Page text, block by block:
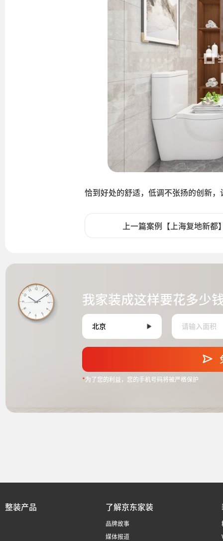
恰到好处的舒适，低调不张扬的创新，
上一篇案例【上海复地新都
我家装成这样要花多少
*为了您的利益，您的手机号码将被严格保护
整装产品 了解京东家装
品牌故事
媒体报道